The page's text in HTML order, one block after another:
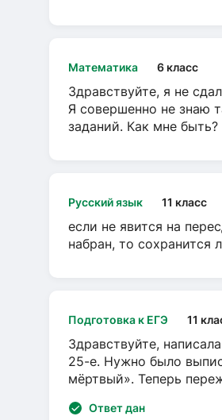
Математика 6 класс
Здравствуйте, я не
Я совершенно не знаю
заданий. Как мне
Русский язык 11 класс
если не явится на
набран, то сохранится
Подготовка к ЕГЭ 11
Здравствуйте,
25-е. Нужно было
мёртвый». Теперь
Ответ дан